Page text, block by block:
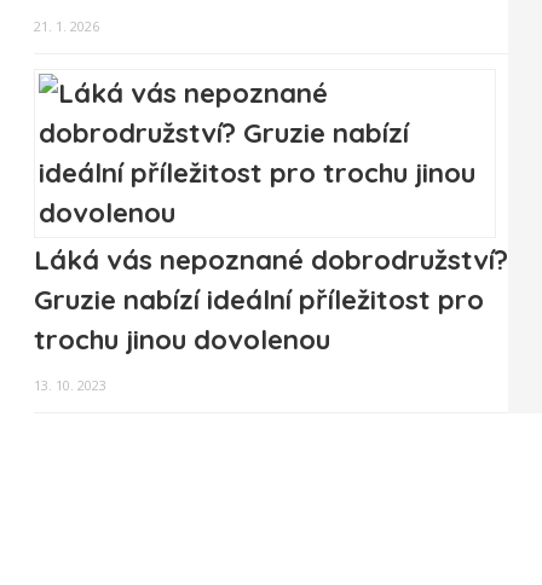
21. 1. 2026
Láká vás nepoznané dobrodružství?
Gruzie nabízí ideální příležitost pro
trochu jinou dovolenou
13. 10. 2023